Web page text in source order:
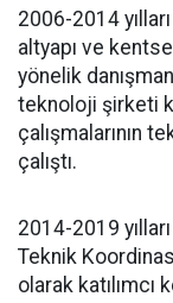
2006-2014
altyapı ve
yönelik
teknoloji şirketi
çalışmalarının
çalıştı.
2014-2019
Teknik
olarak katılımcı